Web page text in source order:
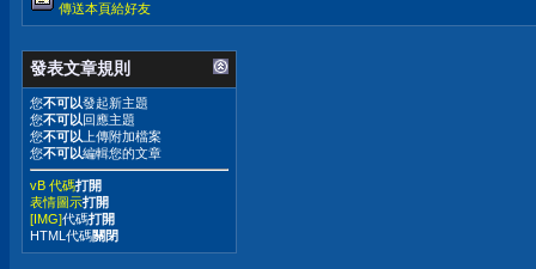
傳送本頁給好友
發表文章規則
您不可以發起新主題
您不可以回應主題
您不可以 上傳附加檔案
您不可以編輯您的文章
vB 代碼打開
表情圖示打開
[IMG]代碼打開
HTML代碼關閉